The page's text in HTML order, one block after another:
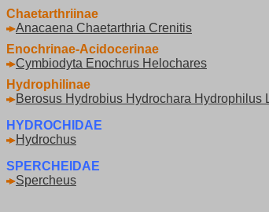
Chaetarthriinae
Anacaena Chaetarthria Crenitis
Enochrinae-Acidocerinae
Cymbiodyta Enochrus Helochares
Hydrophilinae
Berosus Hydrobius Hydrochara Hydrophilus
HYDROCHIDAE
Hydrochus
SPERCHEIDAE
Spercheus